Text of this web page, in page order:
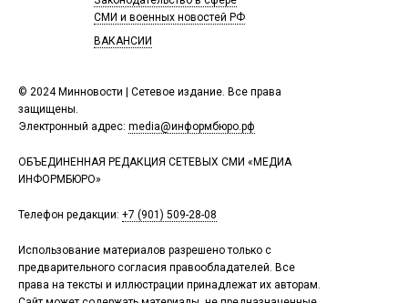
© 2024 Минновости | Сетевое издание. Все права
защищены.
Электронный адрес: media@информбюро.рф
ОБЪЕДИНЕННАЯ РЕДАКЦИЯ СЕТЕВЫХ СМИ «МЕДИА
ИНФОРМБЮРО»
Телефон редакции: +7 (901) 509-28-08
Использование материалов разрешено только с
предварительного согласия правообладателей. Все
права на тексты и иллюстрации принадлежат их авторам.
СМИ и военных новостей РФ
ВАКАНСИИ